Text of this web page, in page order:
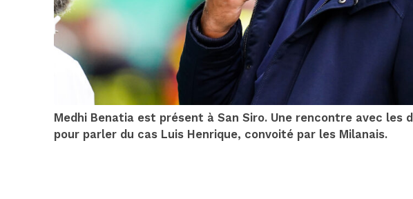
Medhi Benatia est présent à San Siro. Une rencontre avec les
pour parler du cas Luis Henrique, convoité par les Milanais.